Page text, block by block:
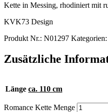
Kette in Messing, rhodiniert mit
KVK73 Design
Produkt Nr.: N01297 Kategorien:
Zusätzliche
Länge ca. 110 cm
Romance Kette Menge